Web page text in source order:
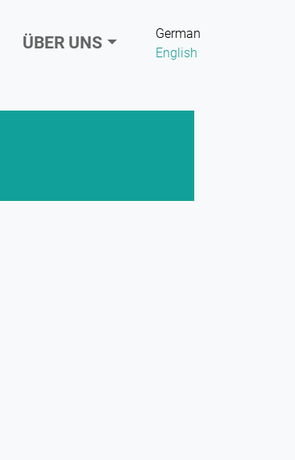
ÜBER UNS
German
English